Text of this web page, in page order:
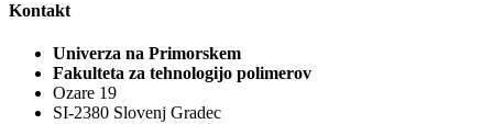
Kontakt
Univerza na Primorskem
Fakulteta za tehnologijo polimerov
Ozare 19
SI-2380 Slovenj Gradec